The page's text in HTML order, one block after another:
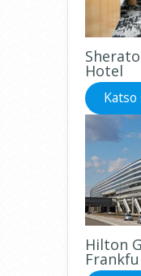
Hotel
Katso
Hilton